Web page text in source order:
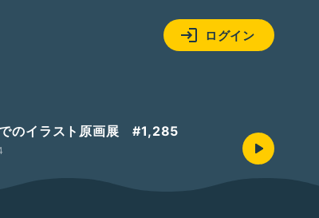
ログイン
のイラスト原画展 #1,285